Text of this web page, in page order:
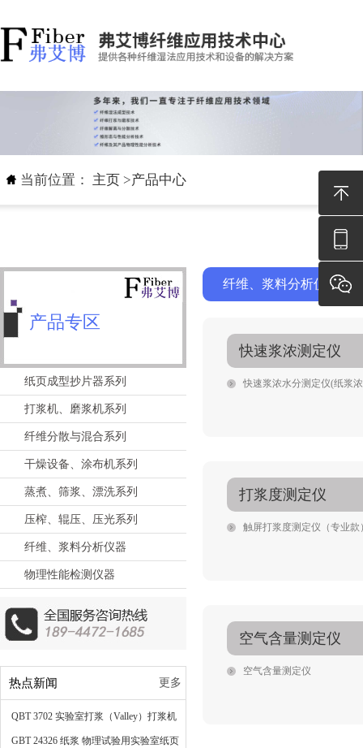
当前位置： 主页 >产品中心
产品专区
纸页成型抄片器系列
打浆机、磨浆机系列
纤维分散与混合系列
干燥设备、涂布机系列
蒸煮、筛浆、漂洗系列
压榨、辊压、压光系列
纤维、浆料分析仪器
物理性能检测仪器
热点新闻 更多
QBT 3702 实验室打浆（Valley）打浆机
法
GBT 24326 纸浆 物理试验用实验室纸页
纤维、浆料分析仪器
快速浆浓测定仪
快速浆浓水分测定仪(纸浆
打浆度测定仪
触屏打浆度测定仪（专业款
空气含量测定仪
空气含量测定仪